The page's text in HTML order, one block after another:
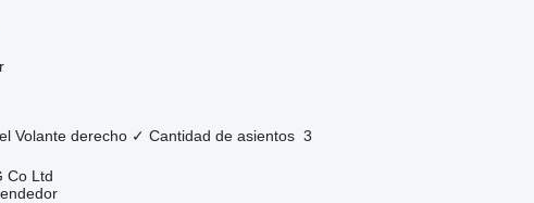
Volante derecho ✓ Cantidad de asientos 3
Co Ltd